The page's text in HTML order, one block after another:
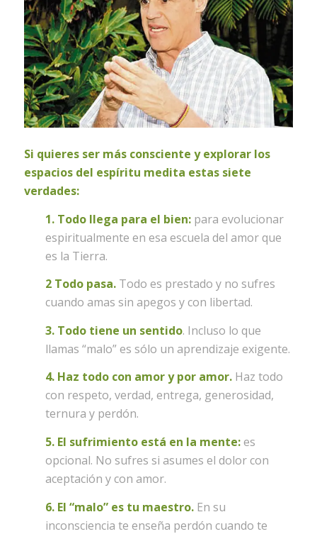
Si quieres ser más consciente y explorar los
espacios del espíritu medita estas siete
verdades:
1. Todo llega para el bien:para evolucionar
espiritualmente en esa escuela del amor que
es la Tierra.
2 Todo pasa.Todo es prestado y no sufres
cuando amas sin apegos y con libertad.
3. Todo tiene un sentido. Incluso lo que
llamas “malo” es sólo un aprendizaje exigente.
4. Haz todo con amor y por amor.Haz todo
con respeto, verdad, entrega, generosidad,
ternura y perdón.
5. El sufrimiento está en la mente:es
opcional. No sufres si asumes el dolor con
aceptación y con amor.
6. El “malo” es tu maestro.En su
inconsciencia te enseña perdón cuando te